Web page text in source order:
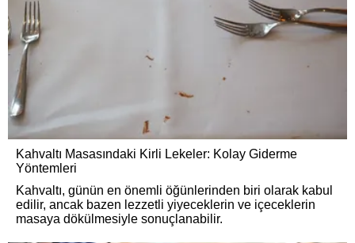
Kahvaltı Masasındaki Kirli Lekeler: Kolay Giderme
Yöntemleri
Kahvaltı, günün en önemli öğünlerinden biri olarak kabul
edilir, ancak bazen lezzetli yiyeceklerin ve içeceklerin
masaya dökülmesiyle sonuçlanabilir.